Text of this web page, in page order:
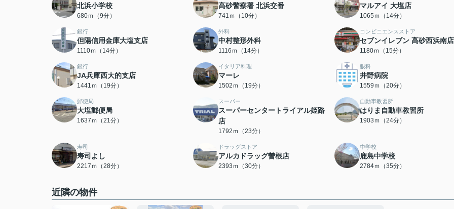
北浜小学校
680ｍ（9分）
高砂警察署 北浜交番
741ｍ（10分）
マルアイ 大塩店
1065ｍ（14分）
銀行
但陽信用金庫大塩支店
1110ｍ（14分）
外科
中村整形外科
1116ｍ（14分）
コンビニエンスストア
セブンイレブン 高砂西浜南店
1180ｍ（15分）
銀行
JA兵庫西大的支店
1441ｍ（19分）
イタリア料理
マーレ
1502ｍ（19分）
眼科
井野病院
1559ｍ（20分）
郵便局
大塩郵便局
1637ｍ（21分）
スーパー
スーパーセンタートライアル姫路
店
1792ｍ（23分）
自動車教習所
はりま自動車教習所
1903ｍ（24分）
寿司
寿司よし
2217ｍ（28分）
ドラッグストア
アルカドラッグ曽根店
2393ｍ（30分）
中学校
鹿島中学校
2784ｍ（35分）
近隣の物件